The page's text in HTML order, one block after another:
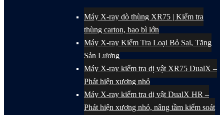
Máy X-ray dò thùng XR75 | Kiểm tra
thùng carton, bao bì lớn
Máy X-ray Kiểm Tra Loại Bỏ Sai, Tăng
Sản Lượng
Máy X-ray kiểm tra dị vật XR75 DualX –
Phát hiện xương nhỏ
Máy X-ray kiểm tra dị vật DualX HR –
Phát hiện xương nhỏ, nâng tầm kiểm soát